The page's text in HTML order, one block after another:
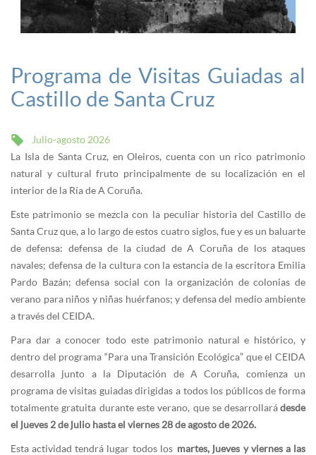
Programa de Visitas Guiadas al
Castillo de Santa Cruz
Julio-agosto 2026
La Isla de Santa Cruz, en Oleiros, cuenta con un rico patrimonio
natural y cultural fruto principalmente de su localización en el
interior de la Ría de A Coruña.
Este patrimonio se mezcla con la peculiar historia del Castillo de
Santa Cruz que, a lo largo de estos cuatro siglos, fue y es un baluarte
de defensa: defensa de la ciudad de A Coruña de los ataques
navales; defensa de la cultura con la estancia de la escritora Emilia
Pardo Bazán; defensa social con la organización de colonias de
verano para niños y niñas huérfanos; y defensa del medio ambiente
a través del CEIDA.
Para dar a conocer todo este patrimonio natural e histórico, y
dentro del programa “Para una Transición Ecológica” que el CEIDA
desarrolla junto a la Diputación de A Coruña, comienza un
programa de visitas guiadas dirigidas a todos los públicos de forma
totalmente gratuita durante este verano, que se desarrollarádesde
el jueves 2 de julio hasta el viernes 28 de agosto de 2026.
Esta actividad tendrá lugar todos los martes, jueves y viernes a las